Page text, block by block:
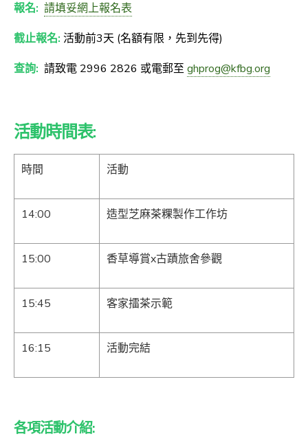
報名: 請填妥網上報名表
截止報名: 活動前3天 (名額有限，先到先得)
查詢: 請致電 2996 2826 或電郵至ghprog@kfbg.org
活動時間表:
時間 活動
14:00 造型芝麻茶粿製作工作坊
15:00 香草導賞x古蹟旅舍參觀
15:45 客家擂茶示範
16:15 活動完結
各項活動介紹: